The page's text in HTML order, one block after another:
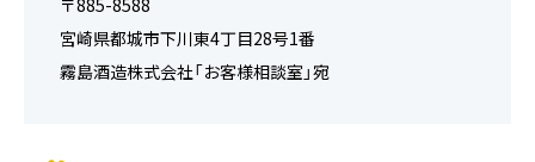
〒885-8588
宮崎県都城市下川東4丁目28号1番
霧島酒造株式会社「お客様相談室」宛